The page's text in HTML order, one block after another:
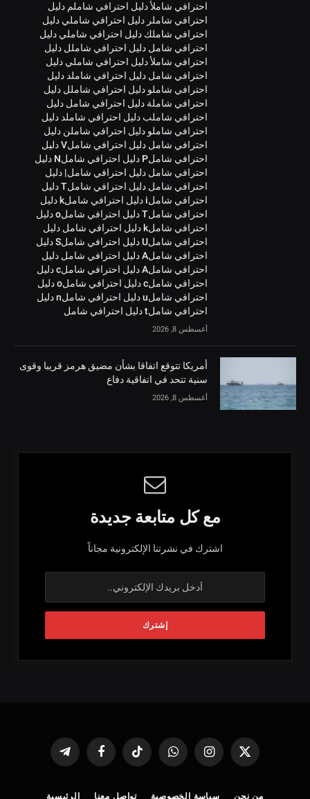
احترافي شاملأ دليل احترافي شاملم دليل
احترافي شاملر دليل احترافي شاملي دليل
احترافي شاملك دليل احترافي شاملي دليل
احترافي شامل دليل احترافي شاملل دليل
احترافي شاملأ دليل احترافي شاملي دليل
احترافي شامل دليل احترافي شاملد دليل
احترافي شاملو دليل احترافي شاملل دليل
احترافي شاملة دليل احترافي شامل دليل
احترافي شاملب دليل احترافي شاملد دليل
احترافي شاملو دليل احترافي شاملن دليل
احترافي شامل دليل احترافي شاملV دليل
احترافي شاملP دليل احترافي شاملN دليل
احترافي شامل دليل احترافي شامل| دليل
احترافي شامل دليل احترافي شاملT دليل
احترافي شاملi دليل احترافي شاملk دليل
احترافي شاملT دليل احترافي شاملo دليل
احترافي شاملk دليل احترافي شامل دليل
احترافي شاملU دليل احترافي شاملS دليل
احترافي شاملA دليل احترافي شامل دليل
احترافي شاملA دليل احترافي شاملc دليل
احترافي شاملc دليل احترافي شاملo دليل
احترافي شاملu دليل احترافي شاملn دليل
احترافي شاملt دليل احترافي شامل
أغسطس 8, 2026
أمريكا تتوقع اتفاقا بشأن مضيق هرمز قريبا وقوى
سنية تتحد في اتفاقية دفاع
أغسطس 8, 2026
مع كل متابعة جديدة
اشترك في نشرتنا الإلكترونية مجاناً
X
الانستغرامواتساب تيكتوك فيسبوك تيلقرام
من نحن سياسة الخصوصية تواصل معنا الرئيسية